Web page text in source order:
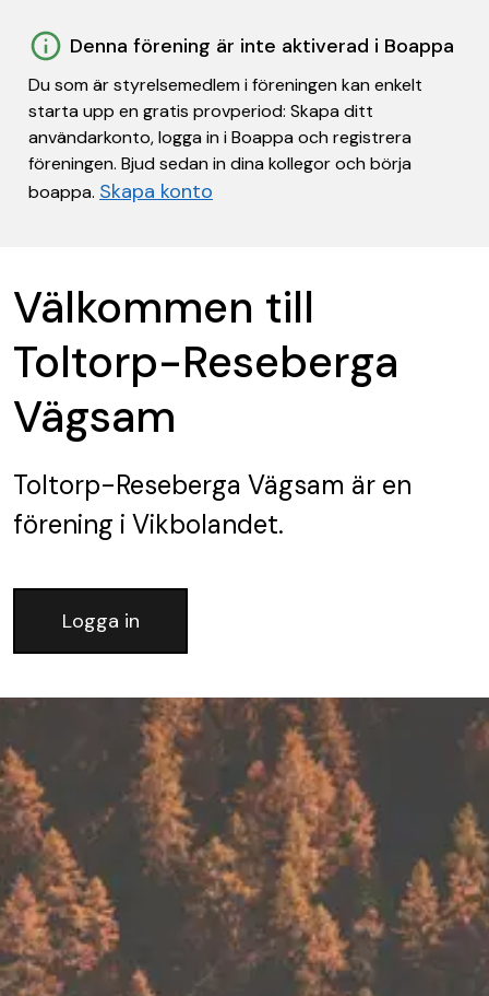
Denna förening är inte aktiverad i Boappa
Du som är styrelsemedlem i föreningen kan enkelt
starta upp en gratis provperiod: Skapa ditt
användarkonto, logga in i Boappa och registrera
föreningen. Bjud sedan in dina kollegor och börja
boappa. Skapa konto
Välkommen till
Toltorp-Reseberga
Vägsam
Toltorp-Reseberga Vägsam är en
förening i Vikbolandet.
Logga in